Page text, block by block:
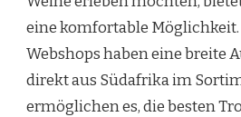
eine komfortable Möglichkeit.
Webshops haben eine breite
direkt aus Südafrika im
ermöglichen es, die besten